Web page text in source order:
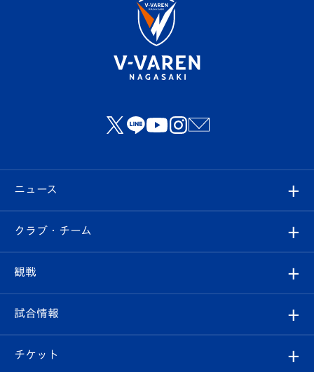
ニュース
すべて
クラブ
試合情報
クラブ・チーム
クラブ概要
観戦
観戦ルール
試合情報
試合日程/結果
チケット